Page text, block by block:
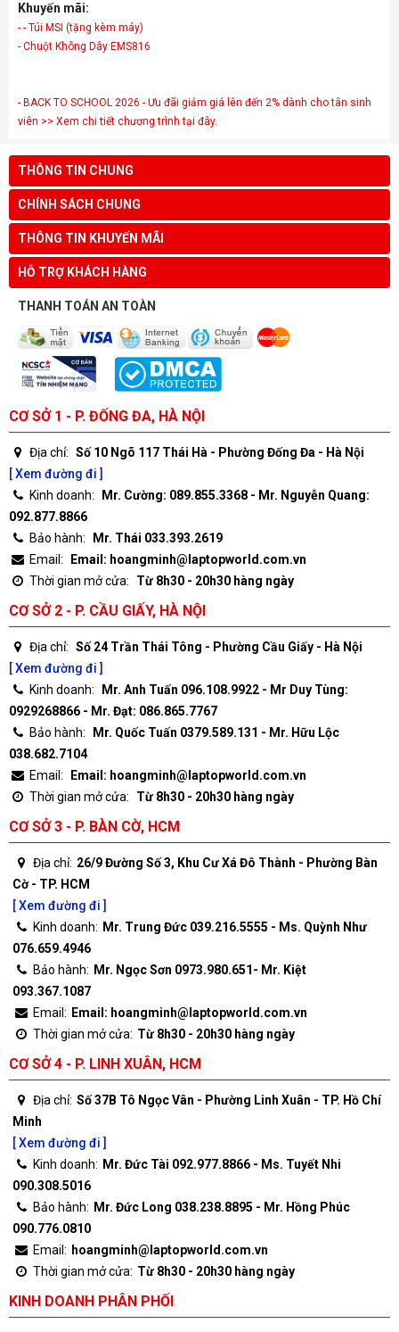
Khuyến mãi:
- - Túi MSI (tặng kèm máy)
- Chuột Không Dây EMS816
- BACK TO SCHOOL 2026 - Ưu đãi giảm giá lên đến 2% dành cho tân sinh
viên >> Xem chi tiết chương trình tại đây.
THÔNG TIN CHUNG
CHÍNH SÁCH CHUNG
THÔNG TIN KHUYẾN MÃI
HỖ TRỢ KHÁCH HÀNG
THANH TOÁN AN TOÀN
CƠ SỞ 1 - P. ĐỐNG ĐA, HÀ NỘI
Địa chỉ: Số 10 Ngõ 117 Thái Hà - Phường Đống Đa - Hà Nội
[ Xem đường đi ]
Kinh doanh:
Mr. Cường: 089.855.3368 - Mr. Nguyễn Quang:
092.877.8866
Bảo hành:
Mr. Thái 033.393.2619
Email:
Email: hoangminh@laptopworld.com.vn
Thời gian mở cửa:
Từ 8h30 - 20h30 hàng ngày
CƠ SỞ 2 - P. CẦU GIẤY, HÀ NỘI
Địa chỉ: Số 24 Trần Thái Tông - Phường Cầu Giấy - Hà Nội
[ Xem đường đi ]
Kinh doanh:
Mr. Anh Tuấn 096.108.9922 - Mr Duy Tùng:
0929268866 - Mr. Đạt: 086.865.7767
Bảo hành:
Mr. Quốc Tuấn 0379.589.131 - Mr. Hữu Lộc
038.682.7104
Email:
Email: hoangminh@laptopworld.com.vn
Thời gian mở cửa:
Từ 8h30 - 20h30 hàng ngày
CƠ SỞ 3 - P. BÀN CỜ, HCM
Địa chỉ: 26/9 Đường Số 3, Khu Cư Xá Đô Thành - Phường Bàn
Cờ - TP. HCM
[ Xem đường đi ]
Kinh doanh: Mr. Trung Đức 039.216.5555 - Ms. Quỳnh Như
076.659.4946
Bảo hành: Mr. Ngọc Sơn 0973.980.651- Mr. Kiệt
093.367.1087
Email: Email: hoangminh@laptopworld.com.vn
Thời gian mở cửa: Từ 8h30 - 20h30 hàng ngày
CƠ SỞ 4 - P. LINH XUÂN, HCM
Địa chỉ: Số 37B Tô Ngọc Vân - Phường Linh Xuân - TP. Hồ Chí
Minh
[ Xem đường đi ]
Kinh doanh: Mr. Đức Tài 092.977.8866 - Ms. Tuyết Nhi
090.308.5016
Bảo hành: Mr. Đức Long 038.238.8895 - Mr. Hồng Phúc
090.776.0810
Email: hoangminh@laptopworld.com.vn
Thời gian mở cửa: Từ 8h30 - 20h30 hàng ngày
KINH DOANH PHÂN PHỐI